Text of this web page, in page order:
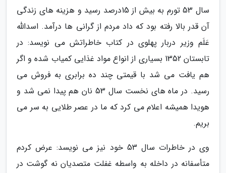
سال 53 تورم به بیش از 15درصد رسید و هزینه های زندگی
آن قدر بالا رفته بود که داد مردم از گرانی ها درآمد. اسدالله
عَلَم وزیر دربار پهلوی در کتاب خاطراتش می نویسد: در
تابستان 1352 بسیاری از انواع مواد غذایی کمیاب شده و اگر
هم یافت می شد با قیمتی چند ده برابری به فروش می
رسید. در ماه های نخست سال 53 نان هم پیدا نمی شد و
هویدا همیشه اعلام می کرد که ما در عصر طلایی به سر می
بریم.
وی در خاطرات سال 53 خود نیز می نویسد: عرض کردم
متأسفانه در داخله به واسطه غفلت متصدیان نه گوشت در